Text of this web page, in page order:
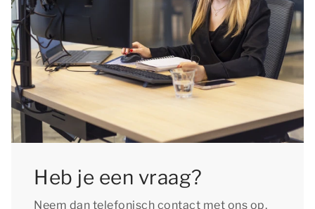
Heb je een vraag?
Neem dan telefonisch contact met ons op,